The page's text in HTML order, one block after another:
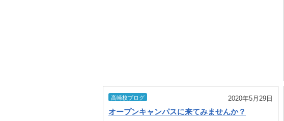
高崎校ブログ 2020年5月29日
オープンキャンパスに来てみませんか？